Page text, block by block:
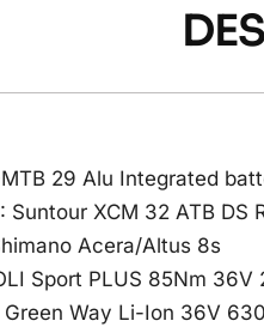
29 Alu Integrated
Suntour XCM 32 ATB DS
Acera/Altus 8s
Sport PLUS 85Nm
Green Way Li-Ion 36V